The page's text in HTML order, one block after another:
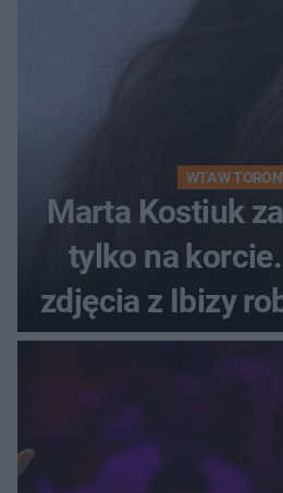
WTA W
Marta Kostiuk
tylko na
zdjęcia z Ibizy